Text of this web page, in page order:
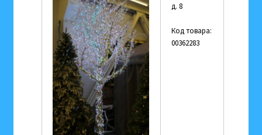
д. 8
Код товара:
00362283